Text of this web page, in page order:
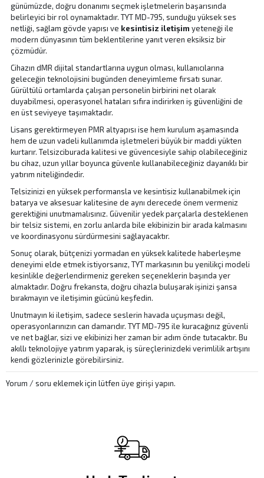
günümüzde, doğru donanımı seçmek işletmelerin başarısında
belirleyici bir rol oynamaktadır. TYT MD-795, sunduğu yüksek ses
netliği, sağlam gövde yapısı ve kesintisiz iletişim yeteneği ile
modern dünyasının tüm beklentilerine yanıt veren eksiksiz bir
çözmüdür.
Cihazın dMR dijital standartlarına uygun olması, kullanıcılarına
geleceğin teknolojisini bugünden deneyimleme fırsatı sunar.
Gürültülü ortamlarda çalışan personelin birbirini net olarak
duyabilmesi, operasyonel hataları sıfıra indirirken iş güvenliğini de
en üst seviyeye taşımaktadır.
Lisans gerektirmeyen PMR altyapısı ise hem kurulum aşamasında
hem de uzun vadeli kullanımda işletmeleri büyük bir maddi yükten
kurtarır. Telsizciburada kalitesi ve güvencesiyle sahip olabileceğiniz
bu cihaz, uzun yıllar boyunca güvenle kullanabileceğiniz dayanıklı bir
yatırım niteliğindedir.
Telsizinizi en yüksek performansla ve kesintisiz kullanabilmek için
batarya ve aksesuar kalitesine de aynı derecede önem vermeniz
gerektiğini unutmamalısınız. Güvenilir yedek parçalarla desteklenen
bir telsiz sistemi, en zorlu anlarda bile ekibinizin bir arada kalmasını
ve koordinasyonu sürdürmesini sağlayacaktır.
Sonuç olarak, bütçenizi yormadan en yüksek kalitede haberleşme
deneyimi elde etmek istiyorsanız, TYT markasının bu yenilikçi modeli
kesinlikle değerlendirmeniz gereken seçeneklerin başında yer
almaktadır. Doğru frekansta, doğru cihazla buluşarak işinizi şansa
bırakmayın ve iletişimin gücünü keşfedin.
Unutmayın ki iletişim, sadece seslerin havada uçuşması değil,
operasyonlarınızın can damarıdır. TYT MD-795 ile kuracağınız güvenli
ve net bağlar, sizi ve ekibinizi her zaman bir adım önde tutacaktır. Bu
akıllı teknolojiye yatırım yaparak, iş süreçlerinizdeki verimlilik artışını
kendi gözlerinizle görebilirsiniz.
Yorum / soru eklemek için lütfenüye girişiyapın.